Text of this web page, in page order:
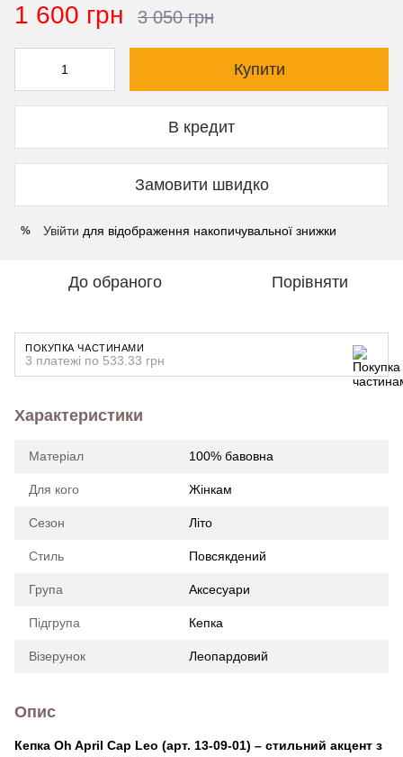
1 600 грн 3 050 грн
Купити
В кредит
Замовити швидко
% Увійти для відображення накопичувальної знижки
До обраного Порівняти
ПОКУПКА ЧАСТИНАМИ
3 платежі по 533.33 грн
Характеристики
Матеріал 100% бавовна
Для кого Жінкам
Сезон Літо
Стиль Повсякдений
Група Аксесуари
Підгрупа Кепка
Візерунок Леопардовий
Опис
Кепка Oh April Cap Leo (арт. 13-09-01) – стильний акцент з